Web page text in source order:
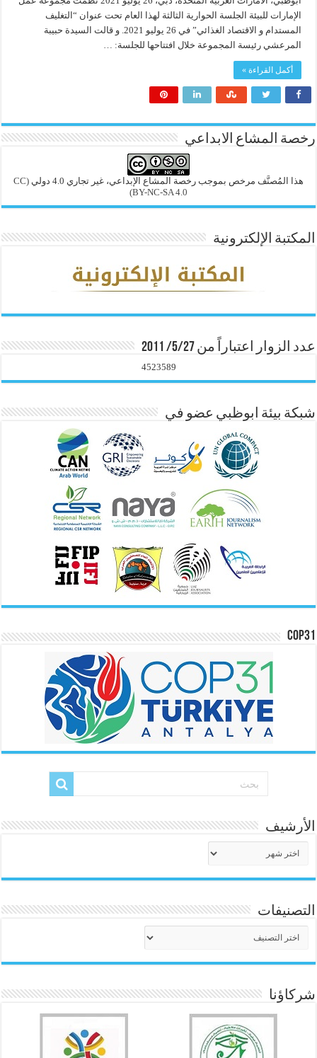
الإمارات للبيئة الجلسة الحوارية الثالثة لهذا العام تحت عنوان “التغليف
المستدام و الاقتصاد الغذائي” في 26 يوليو 2021. و قالت السيدة حبيبة
المرعشي رئيسة المجموعة خلال افتتاحها للجلسة: …
أكمل القراءة »
رخصة المشاع الابداعي
هذا المُصنَّف مرخص بموجب رخصة المشاع الإبداعي، غير تجاري 4.0 دولي
(CC
BY-NC-SA 4.0)
المكتبة الإلكترونية
عدد الزوار اعتباراً من 5/27/ 2011
4523589
شبكة بيئة ابوظبي عضو في
COP31
الأرشيف
التصنيفات
شركاؤنا